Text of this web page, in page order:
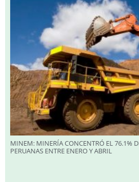
MINEM: MINERÍA CONCENTRÓ EL 76.1%
PERUANAS ENTRE ENERO Y ABRIL